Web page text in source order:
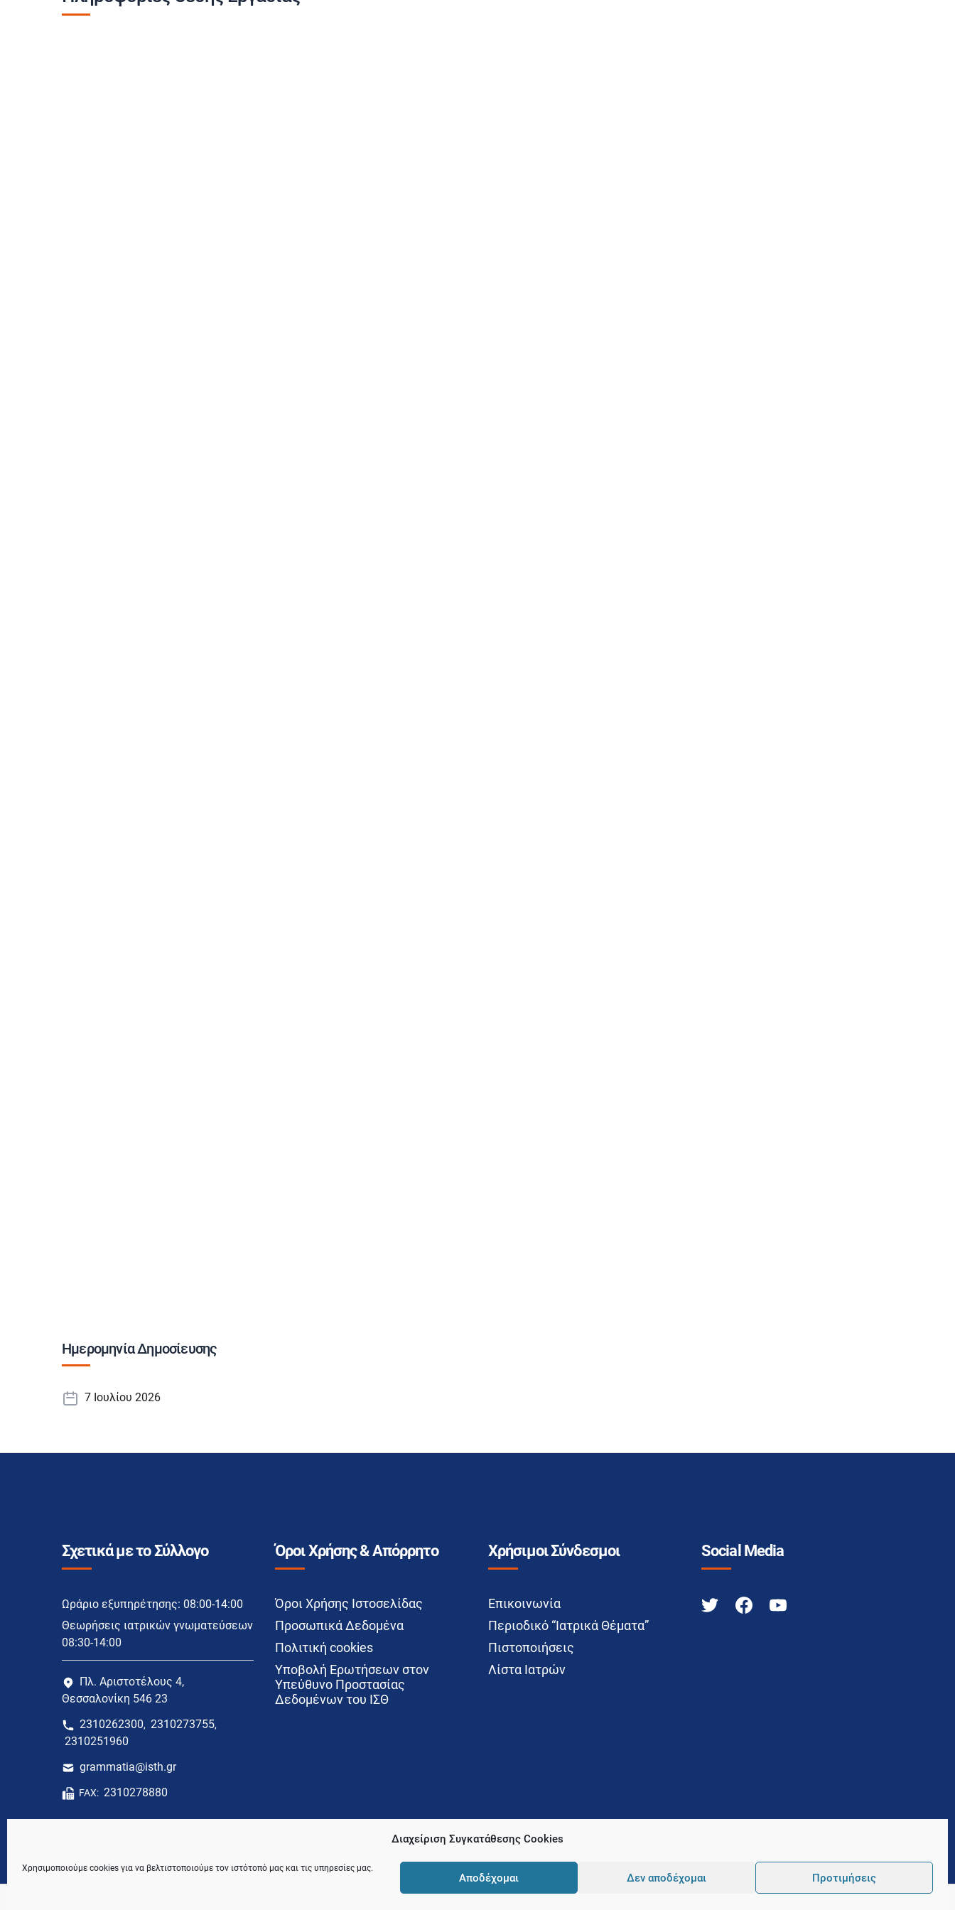
Διαχείριση Συγκατάθεσης Cookies
Χρησιμοποιούμε cookies για να βελτιστοποιούμε τον ιστότοπό μας και τις υπηρεσίες μας.
Αποδέχομαι Δεν αποδέχομαι Προτιμήσεις
Ημερομηνία Δημοσίευσης
7 Ιουλίου 2026
Σχετικά με το Σύλλογο
Ωράριο εξυπηρέτησης: 08:00-14:00
Θεωρήσεις ιατρικών γνωματεύσεων
08:30-14:00
Πλ. Αριστοτέλους 4,
Θεσσαλονίκη 546 23
2310262300, 2310273755,
2310251960
grammatia@isth.gr
FAX: 2310278880
Όροι Χρήσης & Απόρρητο
Όροι Χρήσης Ιστοσελίδας
Προσωπικά Δεδομένα
Πολιτική cookies
Υποβολή Ερωτήσεων στον
Υπεύθυνο Προστασίας
Δεδομένων του ΙΣΘ
Χρήσιμοι Σύνδεσμοι
Επικοινωνία
Περιοδικό “Ιατρικά Θέματα”
Πιστοποιήσεις
Λίστα Ιατρών
Social Media